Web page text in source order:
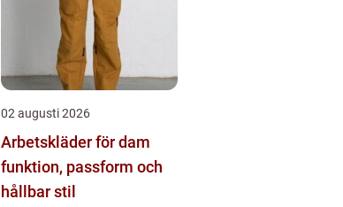
02 augusti 2026
Arbetskläder för dam
funktion, passform och
hållbar stil